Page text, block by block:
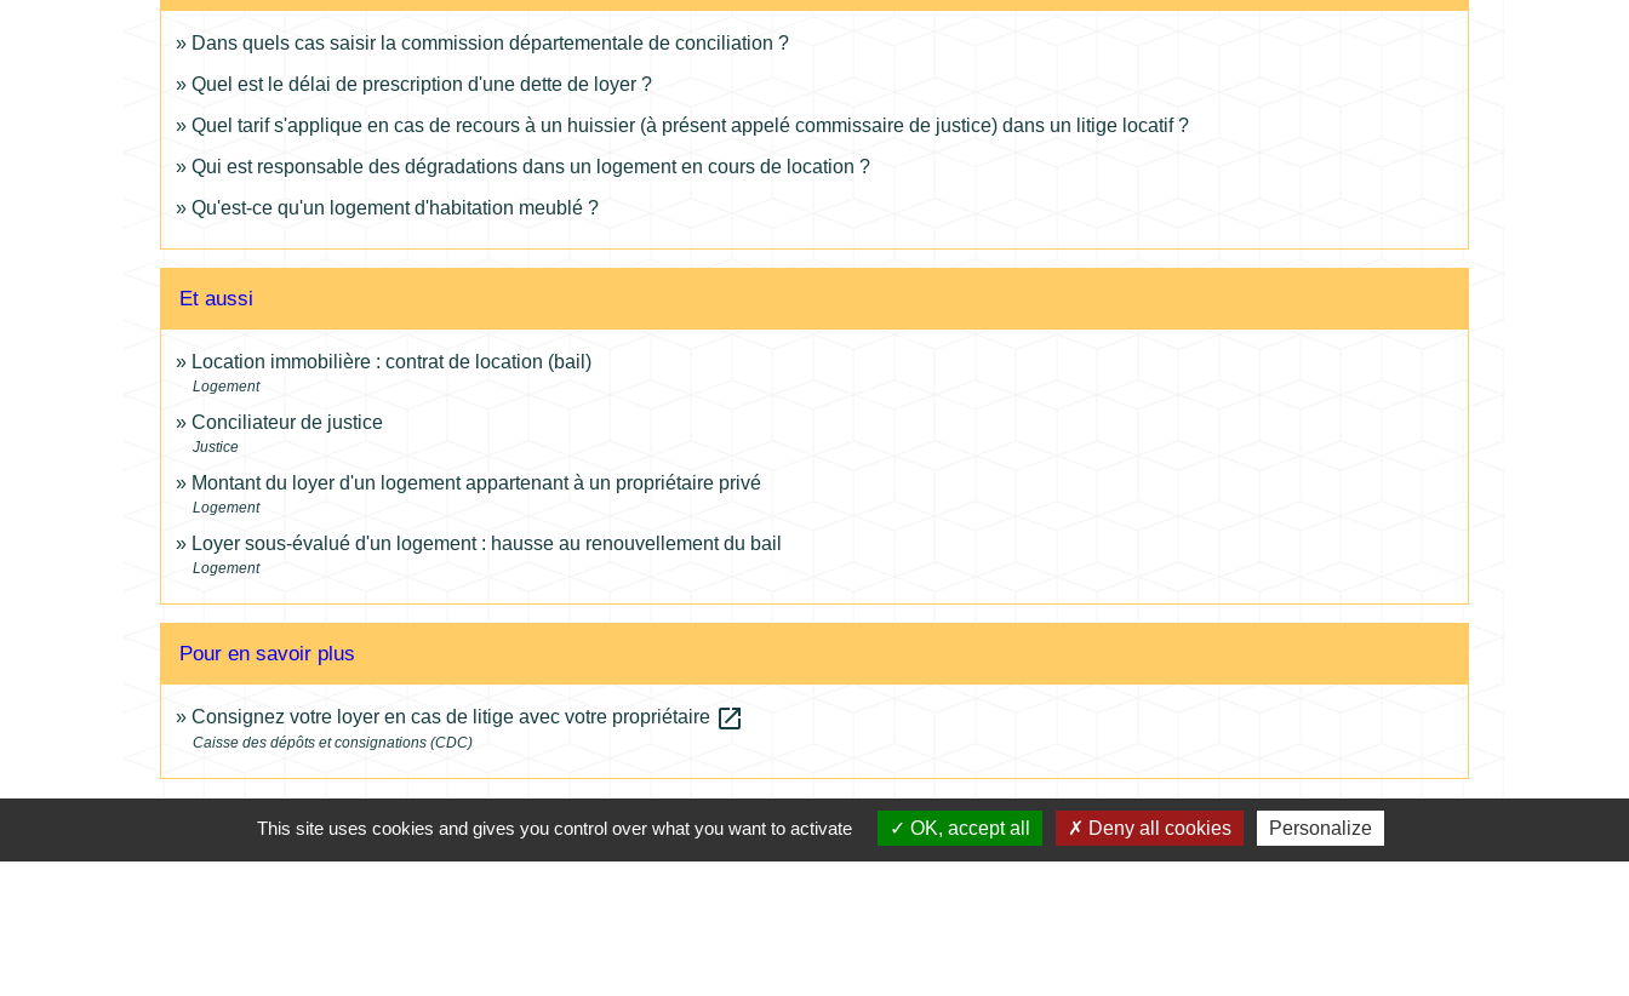
Dans quels cas saisir la commission départementale de conciliation ?
Quel est le délai de prescription d'une dette de loyer ?
Quel tarif s'applique en cas de recours à un huissier (à présent appelé commissaire de justice) dans un litige locatif ?
Qui est responsable des dégradations dans un logement en cours de location ?
Qu'est-ce qu'un logement d'habitation meublé ?
Et aussi
Location immobilière : contrat de location (bail)
Logement
Conciliateur de justice
Justice
Montant du loyer d'un logement appartenant à un propriétaire privé
Logement
Loyer sous-évalué d'un logement : hausse au renouvellement du bail
Logement
Pour en savoir plus
Consignez votre loyer en cas de litige avec votre propriétaire open_in_new
Caisse des dépôts et consignations (CDC)
Signaler une erreur sur cette page
This site uses cookies and gives you control over what you want to activate OK, accept all Deny all cookies Personalize